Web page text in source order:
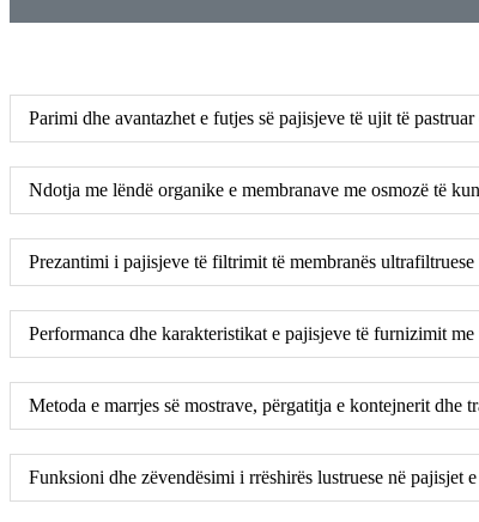
Parimi dhe avantazhet e futjes së pajisjeve të ujit të pastruar
Ndotja me lëndë organike e membranave me osmozë të
Prezantimi i pajisjeve të filtrimit të membranës ultrafiltruese
Performanca dhe karakteristikat e pajisjeve të furnizimit
Metoda e marrjes së mostrave, përgatitja e kontejnerit dhe
Funksioni dhe zëvendësimi i rrëshirës lustruese në pajisjet